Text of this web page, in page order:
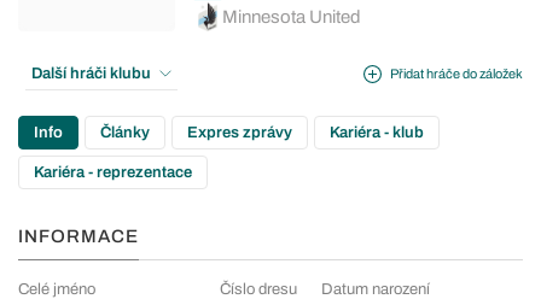
Minnesota United
Přidat hráče do záložek
Další hráči klubu
Info Články Expres zprávy Kariéra - klub
Kariéra - reprezentace
INFORMACE
Celé jméno
Číslo dresu
Datum narození